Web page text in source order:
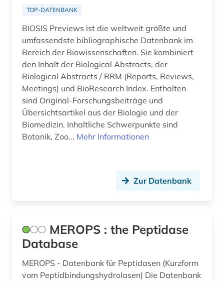
buchbestand (1)
cd-rom (1)
cell biology (1)
charles (1809-1882) (1)
chemie (105)
chemische verbindungen (1)
chemistry (2)
china (1)
TOP-DATENBANK
BIOSIS Previews ist die weltweit größte und
umfassendste bibliographische Datenbank im
Bereich der Biowissenschaften. Sie kombiniert
den Inhalt der Biological Abstracts, der
Biological Abstracts / RRM (Reports, Reviews,
Meetings) und BioResearch Index. Enthalten
sind Original-Forschungsbeiträge und
Übersichtsartikel aus der Biologie und der
Biomedizin. Inhaltliche Schwerpunkte sind
Botanik, Zoo... Mehr Informationen
Zur Datenbank
MEROPS : the Peptidase
Database
MEROPS - Datenbank für Peptidasen (Kurzform
vom Peptidbindungshydrolasen) Die Datenbank